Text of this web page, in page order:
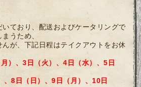
ており、配送およびケータリングで
うため、
が、下記日程はテイクアウトをお休
）、3日（火）、4日（水）、5日
、8日（日）、9日（月）、10日